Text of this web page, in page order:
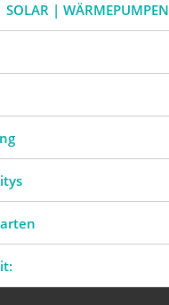
| WÄRMEPUMPEN